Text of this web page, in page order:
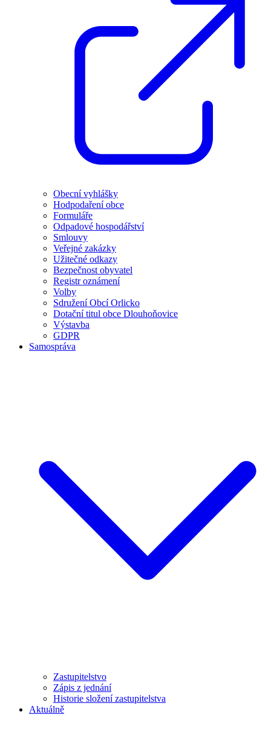
Obecní vyhlášky
Hodpodaření obce
Formuláře
Odpadové hospodářství
Smlouvy
Veřejné zakázky
Užitečné odkazy
Bezpečnost obyvatel
Registr oznámení
Volby
Sdružení Obcí Orlicko
Dotační titul obce Dlouhoňovice
Výstavba
GDPR
Samospráva
Zastupitelstvo
Zápis z jednání
Historie složení zastupitelstva
Aktuálně